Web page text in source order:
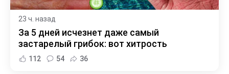
23 ч. назад
За 5 дней исчезнет даже самый
застарелый грибок: вот хитрость
112 54 36